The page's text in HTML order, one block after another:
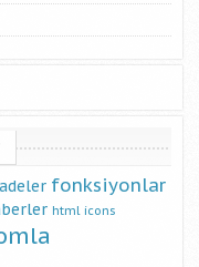
fonksiyonlar
html icons